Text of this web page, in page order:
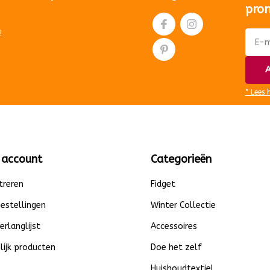
* Lees
producten
Categorieën
Fidget
Winter Collectie
Accessoires
Doe het zelf